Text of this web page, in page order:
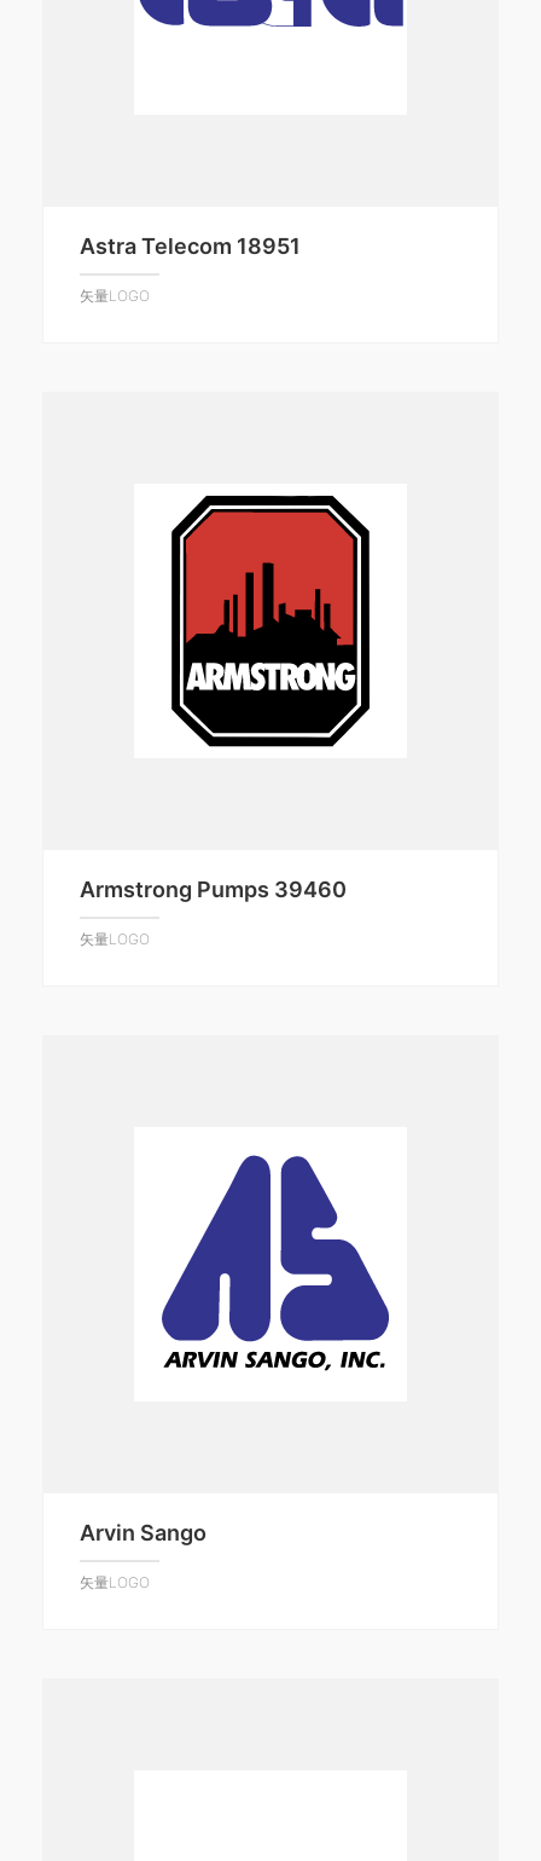
Astra Telecom 18951
矢量LOGO
Armstrong Pumps 39460
矢量LOGO
Arvin Sango
矢量LOGO